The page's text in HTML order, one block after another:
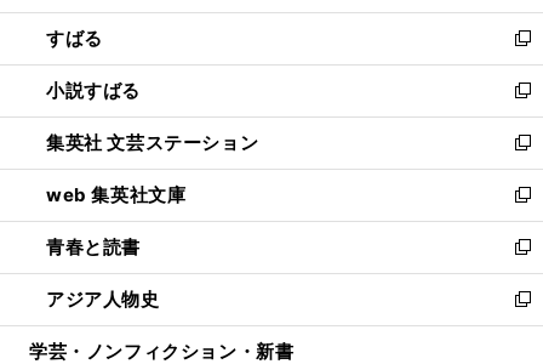
開
く
ウ
で
開
く
ン
ド
ウ
で
開
く
すばる
新
し
い
ウ
ィ
ン
ド
ウ
で
開
く
小説すばる
新
し
い
ウ
ィ
ン
ド
ウ
で
開
集英社 文芸ステーション
新
し
い
ウ
ィ
ン
ド
ウ
web 集英社文庫
新
し
い
ウ
ィ
ン
青春と読書
新
し
い
ウ
アジア人物史
新
し
学芸・ノンフィクション・新書